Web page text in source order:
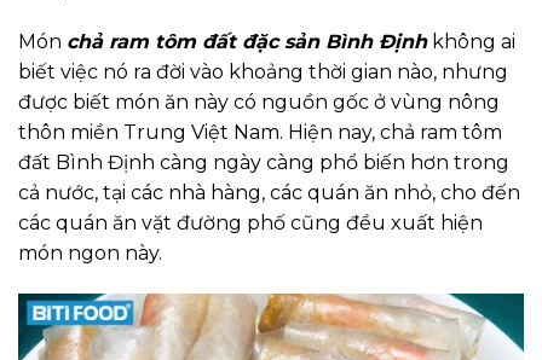
Món chả ram tôm đất đặc sản Bình Địnhkhông ai
biết việc nó ra đời vào khoảng thời gian nào, nhưng
được biết món ăn này có nguồn gốc ở vùng nông
thôn miền Trung Việt Nam. Hiện nay, chả ram tôm
đất Bình Định càng ngày càng phổ biến hơn trong
cả nước, tại các nhà hàng, các quán ăn nhỏ, cho đến
các quán ăn vặt đường phố cũng đều xuất hiện
món ngon này.